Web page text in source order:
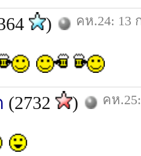
) คห.24: 13
(2732 ) คห